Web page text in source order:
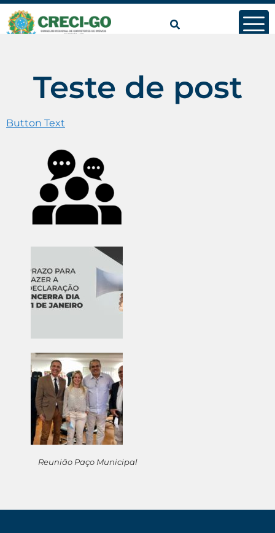
conteúdo
Teste de post
Button Text
Reunião Paço Municipal